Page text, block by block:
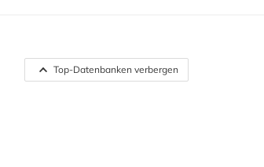
Top-Datenbanken verbergen